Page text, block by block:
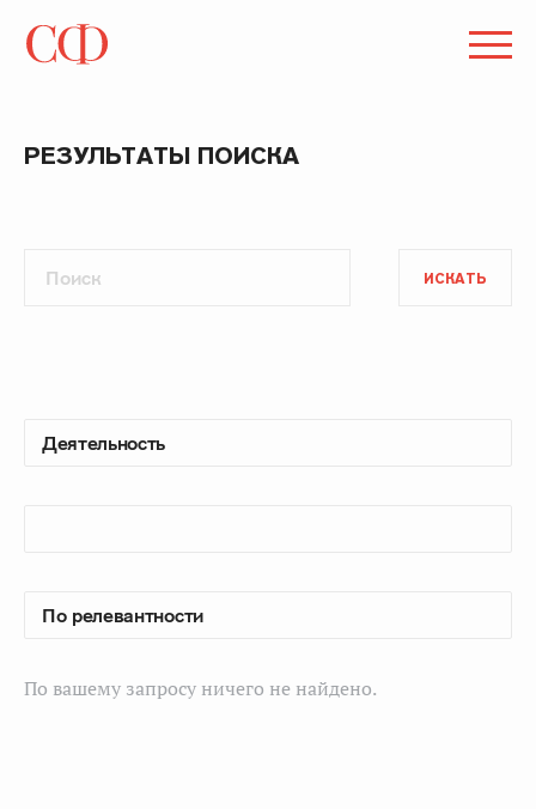
РЕЗУЛЬТАТЫ ПОИСКА
ИСКАТЬ
По вашему запросу ничего не найдено.